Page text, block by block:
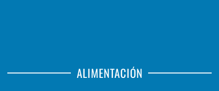
ALIMENTACIÓN